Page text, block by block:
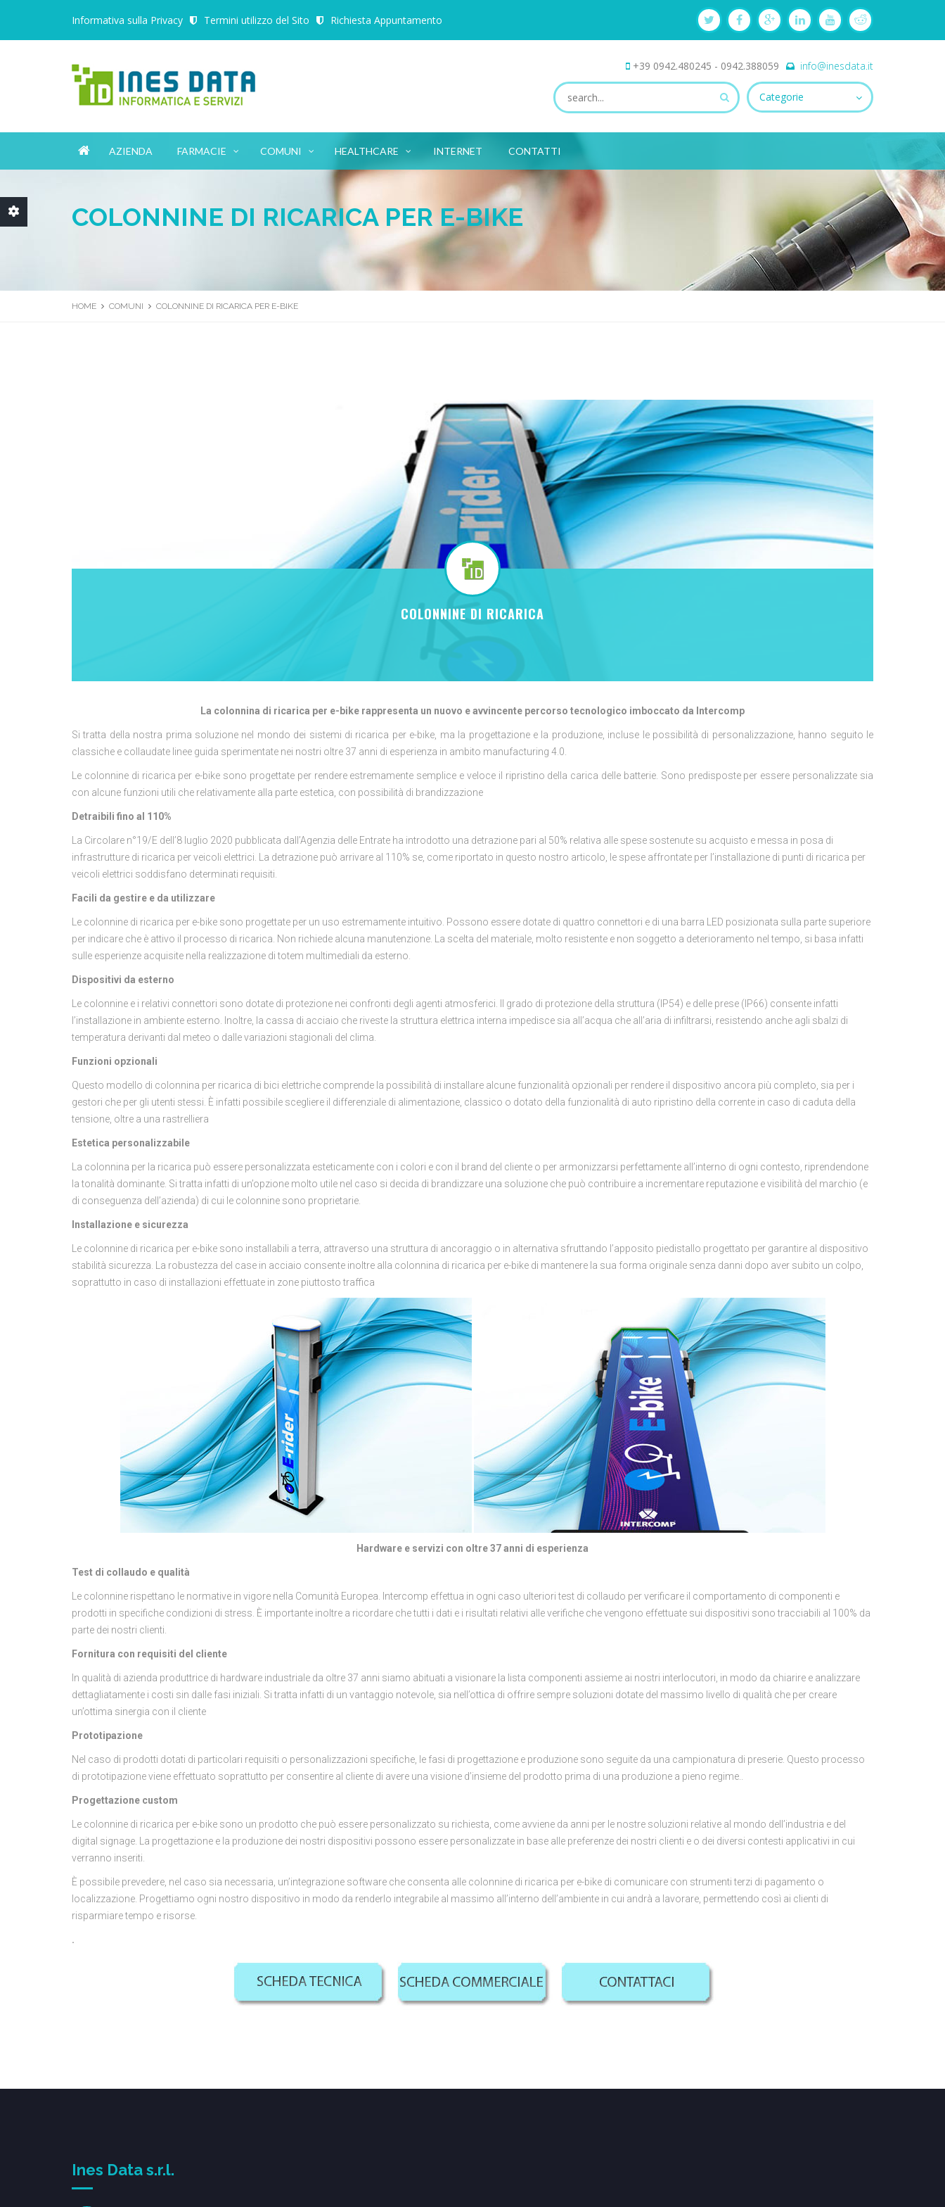
Informativa sulla Privacy Termini utilizzo del Sito Richiesta Appuntamento
TUTTI I CAMPI SONO OBBLIGATORI.
Chiusura
+39 0942.480245 - 0942.388059 info@inesdata.it
Categorie
AZIENDA FARMACIE COMUNI HEALTHCARE INTERNET CONTATTI
COLONNINE DI RICARICA PER E-BIKE
HOME COMUNI COLONNINE DI RICARICA PER E-BIKE
COLONNINE DI RICARICA
La colonnina di ricarica per e-bike rappresenta un nuovo e avvincente percorso tecnologico imboccato da Intercomp
Si tratta della nostra prima soluzione nel mondo dei sistemi di ricarica per e-bike, ma la progettazione e la produzione, incluse le possibilità di personalizzazione, hanno seguito le
classiche e collaudate linee guida sperimentate nei nostri oltre 37 anni di esperienza in ambito manufacturing 4.0.
Le colonnine di ricarica per e-bike sono progettate per rendere estremamente semplice e veloce il ripristino della carica delle batterie. Sono predisposte per essere personalizzate sia
con alcune funzioni utili che relativamente alla parte estetica, con possibilità di brandizzazione
Detraibili fino al 110%
La Circolare n°19/E dell’8 luglio 2020 pubblicata dall’Agenzia delle Entrate ha introdotto una detrazione pari al 50% relativa alle spese sostenute su acquisto e messa in posa di
infrastrutture di ricarica per veicoli elettrici. La detrazione può arrivare al 110% se, come riportato in questo nostro articolo, le spese affrontate per l’installazione di punti di ricarica per
veicoli elettrici soddisfano determinati requisiti.
Facili da gestire e da utilizzare
Le colonnine di ricarica per e-bike sono progettate per un uso estremamente intuitivo. Possono essere dotate di quattro connettori e di una barra LED posizionata sulla parte superiore
per indicare che è attivo il processo di ricarica. Non richiede alcuna manutenzione. La scelta del materiale, molto resistente e non soggetto a deterioramento nel tempo, si basa infatti
sulle esperienze acquisite nella realizzazione di totem multimediali da esterno.
Dispositivi da esterno
Le colonnine e i relativi connettori sono dotate di protezione nei confronti degli agenti atmosferici. Il grado di protezione della struttura (IP54) e delle prese (IP66) consente infatti
l’installazione in ambiente esterno. Inoltre, la cassa di acciaio che riveste la struttura elettrica interna impedisce sia all’acqua che all’aria di infiltrarsi, resistendo anche agli sbalzi di
temperatura derivanti dal meteo o dalle variazioni stagionali del clima.
Funzioni opzionali
Questo modello di colonnina per ricarica di bici elettriche comprende la possibilità di installare alcune funzionalità opzionali per rendere il dispositivo ancora più completo, sia per i
gestori che per gli utenti stessi. È infatti possibile scegliere il differenziale di alimentazione, classico o dotato della funzionalità di auto ripristino della corrente in caso di caduta della
tensione, oltre a una rastrelliera
Estetica personalizzabile
La colonnina per la ricarica può essere personalizzata esteticamente con i colori e con il brand del cliente o per armonizzarsi perfettamente all’interno di ogni contesto, riprendendone
la tonalità dominante. Si tratta infatti di un’opzione molto utile nel caso si decida di brandizzare una soluzione che può contribuire a incrementare reputazione e visibilità del marchio (e
di conseguenza dell’azienda) di cui le colonnine sono proprietarie.
Installazione e sicurezza
Le colonnine di ricarica per e-bike sono installabili a terra, attraverso una struttura di ancoraggio o in alternativa sfruttando l’apposito piedistallo progettato per garantire al dispositivo
stabilità sicurezza. La robustezza del case in acciaio consente inoltre alla colonnina di ricarica per e-bike di mantenere la sua forma originale senza danni dopo aver subito un colpo,
soprattutto in caso di installazioni effettuate in zone piuttosto traffica
Hardware e servizi con oltre 37 anni di esperienza
Test di collaudo e qualità
Le colonnine rispettano le normative in vigore nella Comunità Europea. Intercomp effettua in ogni caso ulteriori test di collaudo per verificare il comportamento di componenti e
prodotti in specifiche condizioni di stress. È importante inoltre a ricordare che tutti i dati e i risultati relativi alle verifiche che vengono effettuate sui dispositivi sono tracciabili al 100% da
parte dei nostri clienti.
Fornitura con requisiti del cliente
In qualità di azienda produttrice di hardware industriale da oltre 37 anni siamo abituati a visionare la lista componenti assieme ai nostri interlocutori, in modo da chiarire e analizzare
dettagliatamente i costi sin dalle fasi iniziali. Si tratta infatti di un vantaggio notevole, sia nell’ottica di offrire sempre soluzioni dotate del massimo livello di qualità che per creare
un’ottima sinergia con il cliente
Prototipazione
Nel caso di prodotti dotati di particolari requisiti o personalizzazioni specifiche, le fasi di progettazione e produzione sono seguite da una campionatura di preserie. Questo processo
di prototipazione viene effettuato soprattutto per consentire al cliente di avere una visione d’insieme del prodotto prima di una produzione a pieno regime..
Progettazione custom
Le colonnine di ricarica per e-bike sono un prodotto che può essere personalizzato su richiesta, come avviene da anni per le nostre soluzioni relative al mondo dell’industria e del
digital signage. La progettazione e la produzione dei nostri dispositivi possono essere personalizzate in base alle preferenze dei nostri clienti e o dei diversi contesti applicativi in cui
verranno inseriti.
È possibile prevedere, nel caso sia necessaria, un’integrazione software che consenta alle colonnine di ricarica per e-bike di comunicare con strumenti terzi di pagamento o
localizzazione. Progettiamo ogni nostro dispositivo in modo da renderlo integrabile al massimo all’interno dell’ambiente in cui andrà a lavorare, permettendo così ai clienti di
risparmiare tempo e risorse.
.
Ines Data s.r.l.